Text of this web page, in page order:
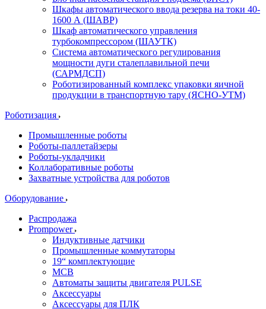
Шкафы автоматического ввода резерва на токи 40-
1600 А (ШАВР)
Шкаф автоматического управления
турбокомпрессором (ШАУТК)
Система автоматического регулирования
мощности дуги сталеплавильной печи
(САРМДСП)
Роботизированный комплекс упаковки яичной
продукции в транспортную тару (ЯСНО-УТМ)
Роботизация
Промышленные роботы
Роботы-паллетайзеры
Роботы-укладчики
Коллаборативные роботы
Захватные устройства для роботов
Оборудование
Распродажа
Prompower
Индуктивные датчики
Промышленные коммутаторы
19“ комплектующие
MCB
Автоматы защиты двигателя PULSE
Аксессуары
Аксессуары для ПЛК